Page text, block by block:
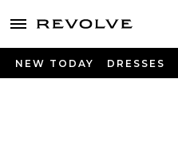
menu - shows more content
NEW TODAY DRESSES